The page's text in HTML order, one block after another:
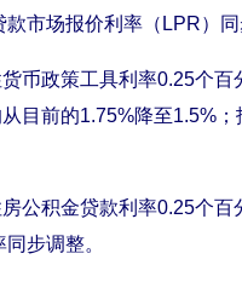
市场报价利率（LPR）同
政策工具利率0.25个百
目前的1.75%降至1.5%
积金贷款利率0.25个百
步调整。